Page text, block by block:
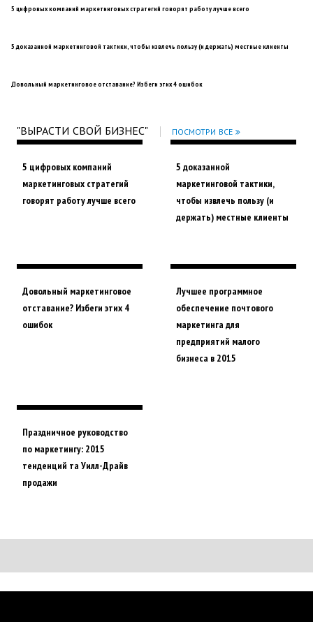
5 цифровых компаний маркетинговых стратегий говорят работу лучше всего
5 доказанной маркетинговой тактики, чтобы извлечь пользу (и держать) местные клиенты
Довольный маркетинговое отставание? Избеги этих 4 ошибок
"ВЫРАСТИ СВОЙ БИЗНЕС" ПОСМОТРИ ВСЕ
5 цифровых компаний
маркетинговых стратегий
говорят работу лучше всего
5 доказанной
маркетинговой тактики,
чтобы извлечь пользу (и
держать) местные клиенты
Довольный маркетинговое
отставание? Избеги этих 4
ошибок
Лучшее программное
обеспечение почтового
маркетинга для
предприятий малого
бизнеса в 2015
Праздничное руководство
по маркетингу: 2015
тенденций та Уилл-Драйв
продажи